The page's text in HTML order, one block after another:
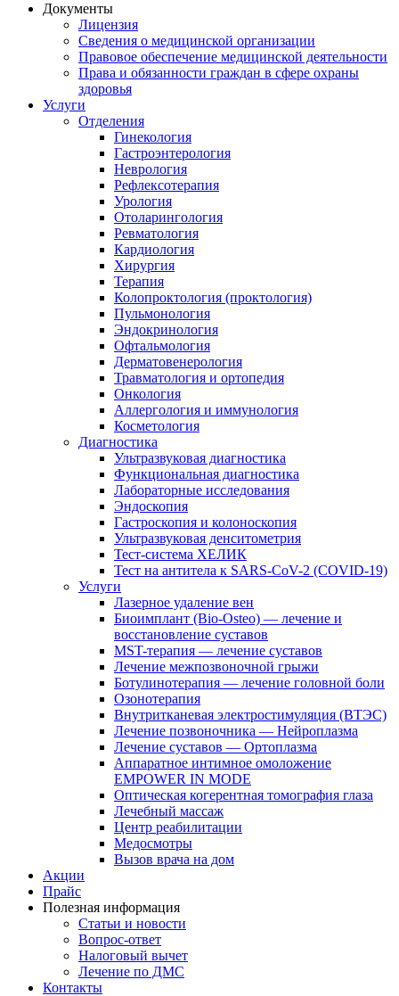
Документы
Лицензия
Сведения о медицинской организации
Правовое обеспечение медицинской деятельности
Права и обязанности граждан в сфере охраны
здоровья
Услуги
Отделения
Гинекология
Гастроэнтерология
Неврология
Рефлексотерапия
Урология
Отоларингология
Ревматология
Кардиология
Хирургия
Терапия
Колопроктология (проктология)
Пульмонология
Эндокринология
Офтальмология
Дерматовенерология
Травматология и ортопедия
Онкология
Аллергология и иммунология
Косметология
Диагностика
Ультразвуковая диагностика
Функциональная диагностика
Лабораторные исследования
Эндоскопия
Гастроскопия и колоноскопия
Ультразвуковая денситометрия
Тест-система ХЕЛИК
Тест на антитела к SARS-CoV-2 (COVID-19)
Услуги
Лазерное удаление вен
Биоимплант (Bio-Osteo) — лечение и
восстановление суставов
MST-терапия — лечение суставов
Лечение межпозвоночной грыжи
Ботулинотерапия — лечение головной боли
Озонотерапия
Внутритканевая электростимуляция (ВТЭС)
Лечение позвоночника — Нейроплазма
Лечение суставов — Ортоплазма
Аппаратное интимное омоложение
EMPOWER IN MODE
Оптическая когерентная томография глаза
Лечебный массаж
Центр реабилитации
Медосмотры
Вызов врача на дом
Акции
Прайс
Полезная информация
Статьи и новости
Вопрос-ответ
Налоговый вычет
Лечение по ДМС
Контакты